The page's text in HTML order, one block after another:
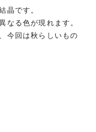
晶です。
なる色が現れます。
今回は秋らしいもの